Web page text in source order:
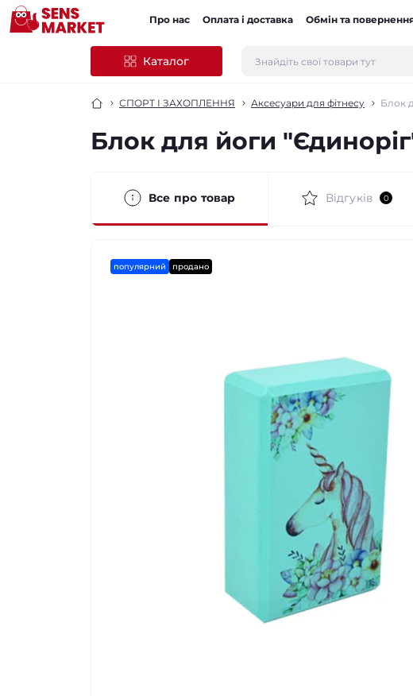
Про нас Оплата і доставка Обмін та
Каталог
СПОРТ І ЗАХОПЛЕННЯ Аксесуари для фітнесу Блок
Блок для йоги
Все про товар Відгуків 0
популярний продано